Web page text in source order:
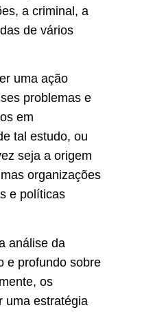
a criminal, a
de vários
uma ação
problemas e
em
tal estudo, ou
seja a origem
organizações
e políticas
análise da
e profundo sobre
os
uma estratégia